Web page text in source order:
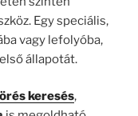
Egy speciális,
vagy lefolyóba,
állapotát.
keresés,